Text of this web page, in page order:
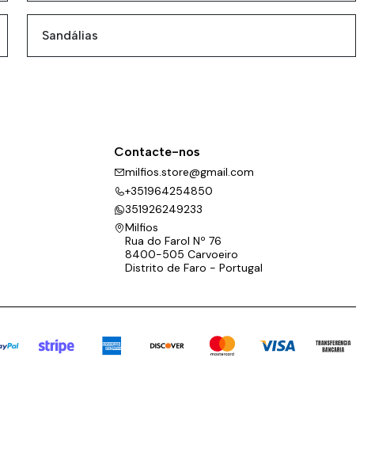
Sandálias
Contacte-nos
milfios.store@gmail.com
+351964254850
351926249233
Milfios
Rua do Farol Nº 76
8400-505 Carvoeiro
Distrito de Faro - Portugal